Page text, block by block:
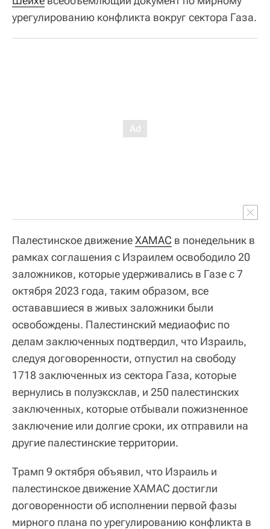
урегулированию конфликта вокруг сектора Газа.
Палестинское движениеХАМАС в понедельник в
рамках соглашения с Израилем освободило 20
заложников, которые удерживались в Газе с 7
октября 2023 года, таким образом, все
остававшиеся в живых заложники были
освобождены. Палестинский медиаофис по
делам заключенных подтвердил, что Израиль,
следуя договоренности, отпустил на свободу
1718 заключенных из сектора Газа, которые
вернулись в полуэксклав, и 250 палестинских
заключенных, которые отбывали пожизненное
заключение или долгие сроки, их отправили на
другие палестинские территории.
Трамп 9 октября объявил, что Израиль и
палестинское движение ХАМАС достигли
договоренности об исполнении первой фазы
мирного плана по урегулированию конфликта в